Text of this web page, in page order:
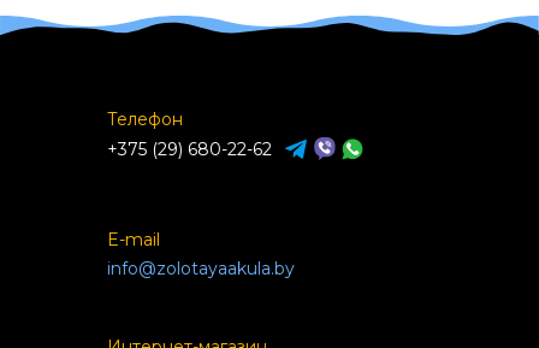
Телефон
+375 (29) 680-22-62
E-mail
info@zolotayaakula.by